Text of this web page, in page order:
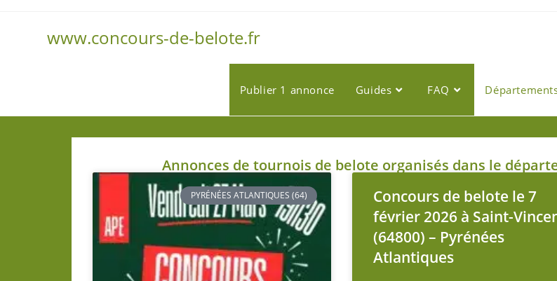
www.concours-de-belote.fr
Publier 1 annonce Guides FAQ
Annonces de tournois de belote organisés dans le
PYRÉNÉES ATLANTIQUES (64)
Concours de belote le 7
février 2026 à Saint-
(64800) – Pyrénées
Atlantiques